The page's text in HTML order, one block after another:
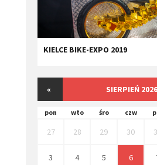
KIELCE BIKE-EXPO 2019
« SIERPIEŃ 2026
pon wto śro czw
27 28 29 30
3 4 5 6